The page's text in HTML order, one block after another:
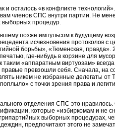
и осталось «в конфликте
членов СПС внутри партии. Не
выборных процедур.
позже импульсом к будущему
исчезновения протоколов с
борьбы», «Тюменская, правда».
где-нибудь в корзине для
«аппаратным виртуозам»
правые превзошли себя. Сначала,
никем не избранные делегаты от
с точки зрения права и
отделения СПС это
которые «избиркомам и не
выборных процедурах,
предпочитают этого не